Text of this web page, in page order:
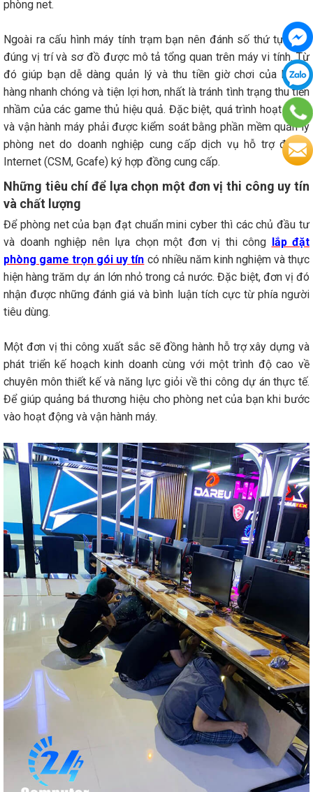
phòng net.
Ngoài ra cấu hình máy tính trạm bạn nên đánh số thứ tự theo
đúng vị trí và sơ đồ được mô tả tổng quan trên máy vi tính. Từ
đó giúp bạn dễ dàng quản lý và thu tiền giờ chơi của khách
hàng nhanh chóng và tiện lợi hơn, nhất là tránh tình trạng thu tiền
nhầm của các game thủ hiệu quả. Đặc biệt, quá trình hoạt động
và vận hành máy phải được kiểm soát bằng phần mềm quản lý
phòng net do doanh nghiệp cung cấp dịch vụ hỗ trợ đại lý
Internet (CSM, Gcafe) ký hợp đồng cung cấp.
Những tiêu chí để lựa chọn một đơn vị thi công uy tín
và chất lượng
Để phòng net của bạn đạt chuẩn mini cyber thì các chủ đầu tư
và doanh nghiệp nên lựa chọn một đơn vị thi công
lắp đặt
phòng game trọn gói uy tín có nhiều năm kinh nghiệm và thực
hiện hàng trăm dự án lớn nhỏ trong cả nước. Đặc biệt, đơn vị đó
nhận được những đánh giá và bình luận tích cực từ phía người
tiêu dùng.
Một đơn vị thi công xuất sắc sẽ đồng hành hỗ trợ xây dựng và
phát triển kế hoạch kinh doanh cùng với một trình độ cao về
chuyên môn thiết kế và năng lực giỏi về thi công dự án thực tế.
Để giúp quảng bá thương hiệu cho phòng net của bạn khi bước
vào hoạt động và vận hành máy.